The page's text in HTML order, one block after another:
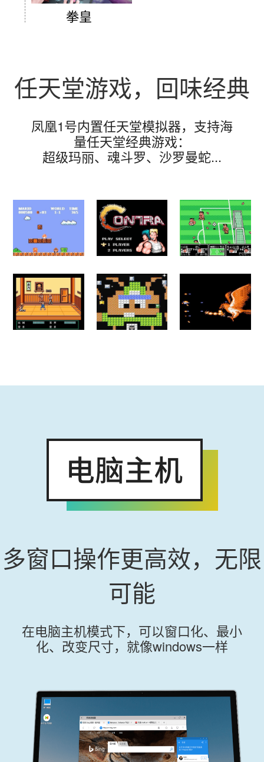
拳皇
任天堂游戏，回味经典
凤凰1号内置任天堂模拟器，支持海
量任天堂经典游戏：
超级玛丽、魂斗罗、沙罗曼蛇...
多窗口操作更高效，无限
可能
在电脑主机模式下，可以窗口化、最小
化、改变尺寸，就像windows一样